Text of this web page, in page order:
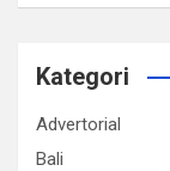
Kategori
Advertorial
Bali